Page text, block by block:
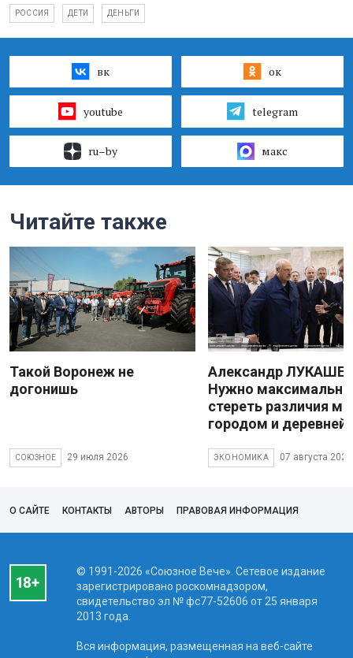
РОССИЯ ДЕТИ ДЕНЬГИ
вк ок
youtube telegram
ru–by макс
Читайте также
Такой Воронеж не
догонишь
СОЮЗНОЕ 29 июля 2026
Александр
Нужно максимально
стереть различия
городом и деревней
ЭКОНОМИКА 07 августа 2026
О САЙТЕ КОНТАКТЫ АВТОРЫ ПРАВОВАЯ ИНФОРМАЦИЯ
© 1991-2026 «Союзное Вече». Сетевое издание
зарегистрировано роскомнадзором,
свидетельство эл № фc77-52606 от 25 января
2013 года.
Вся информация, размещенная на веб-сайте